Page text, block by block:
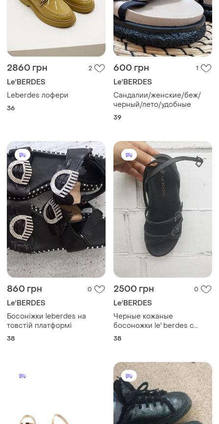
2860 грн 2
Le'BERDES
Leberdes лофери
36
600 грн 1
Le'BERDES
Сандалии/женские/беж/
черный/лето/удобные
39
860 грн 0
Le'BERDES
Босоніжки leberdes на
товстій платформі
38
2500 грн 0
Le'BERDES
Черные кожаные
босоножки le' berdes с
тонкими регулируемыми
38